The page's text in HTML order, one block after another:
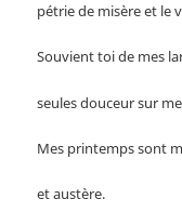
pétrie de misère et le
Souvient toi de mes
seules douceur sur
Mes printemps sont
et austère.